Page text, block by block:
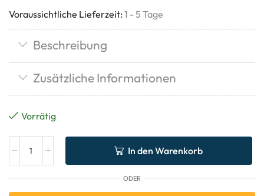
Voraussichtliche Lieferzeit: 1 - 5 Tage
Beschreibung
Zusätzliche Informationen
Vorrätig
In den Warenkorb
ODER